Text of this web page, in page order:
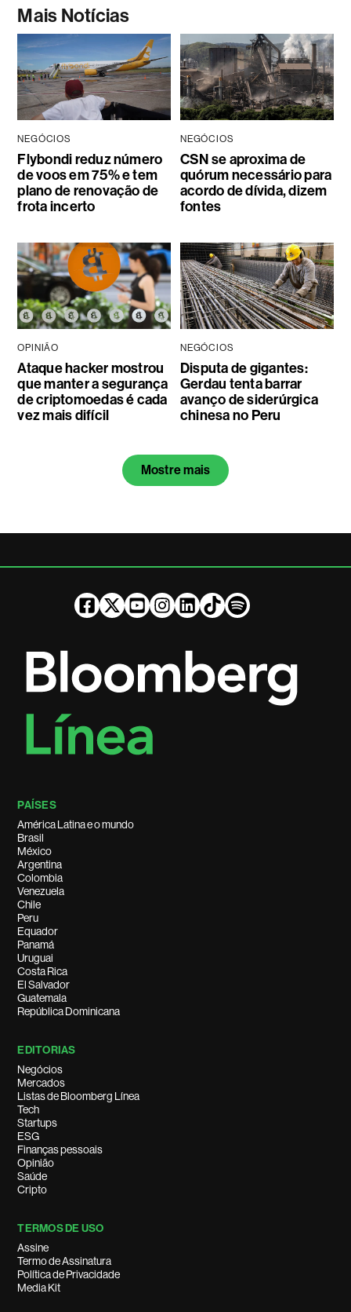
Mais Notícias
NEGÓCIOS
Flybondi reduz número
de voos em 75% e tem
plano de renovação de
frota incerto
NEGÓCIOS
CSN se aproxima de
quórum necessário para
acordo de dívida, dizem
fontes
OPINIÃO
Ataque hacker mostrou
que manter a segurança
de criptomoedas é cada
vez mais difícil
NEGÓCIOS
Disputa de gigantes:
Gerdau tenta barrar
avanço de siderúrgica
chinesa no Peru
Mostre mais
PAÍSES
América Latina e o mundo
Brasil
México
Argentina
Colombia
Venezuela
Chile
Peru
Equador
Panamá
Uruguai
Costa Rica
El Salvador
Guatemala
República Dominicana
EDITORIAS
Negócios
Mercados
Listas de Bloomberg Línea
Tech
Startups
ESG
Finanças pessoais
Opinião
Saúde
Cripto
TERMOS DE USO
Assine
Termo de Assinatura
Política de Privacidade
Media Kit